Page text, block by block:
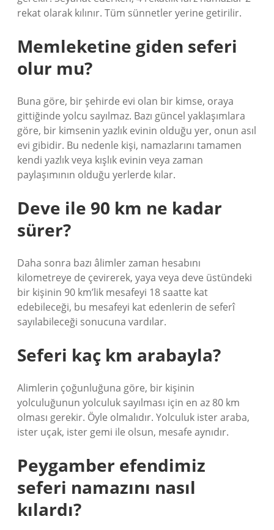
rekat olarak kılınır. Tüm sünnetler yerine getirilir.
Memleketine giden seferi
olur mu?
Buna göre, bir şehirde evi olan bir kimse, oraya
gittiğinde yolcu sayılmaz. Bazı güncel yaklaşımlara
göre, bir kimsenin yazlık evinin olduğu yer, onun asıl
evi gibidir. Bu nedenle kişi, namazlarını tamamen
kendi yazlık veya kışlık evinin veya zaman
paylaşımının olduğu yerlerde kılar.
Deve ile 90 km ne kadar
sürer?
Daha sonra bazı âlimler zaman hesabını
kilometreye de çevirerek, yaya veya deve üstündeki
bir kişinin 90 km’lik mesafeyi 18 saatte kat
edebileceği, bu mesafeyi kat edenlerin de seferî
sayılabileceği sonucuna vardılar.
Seferi kaç km arabayla?
Alimlerin çoğunluğuna göre, bir kişinin
yolculuğunun yolculuk sayılması için en az 80 km
olması gerekir. Öyle olmalıdır. Yolculuk ister araba,
ister uçak, ister gemi ile olsun, mesafe aynıdır.
Peygamber efendimiz
seferi namazını nasıl
kılardı?